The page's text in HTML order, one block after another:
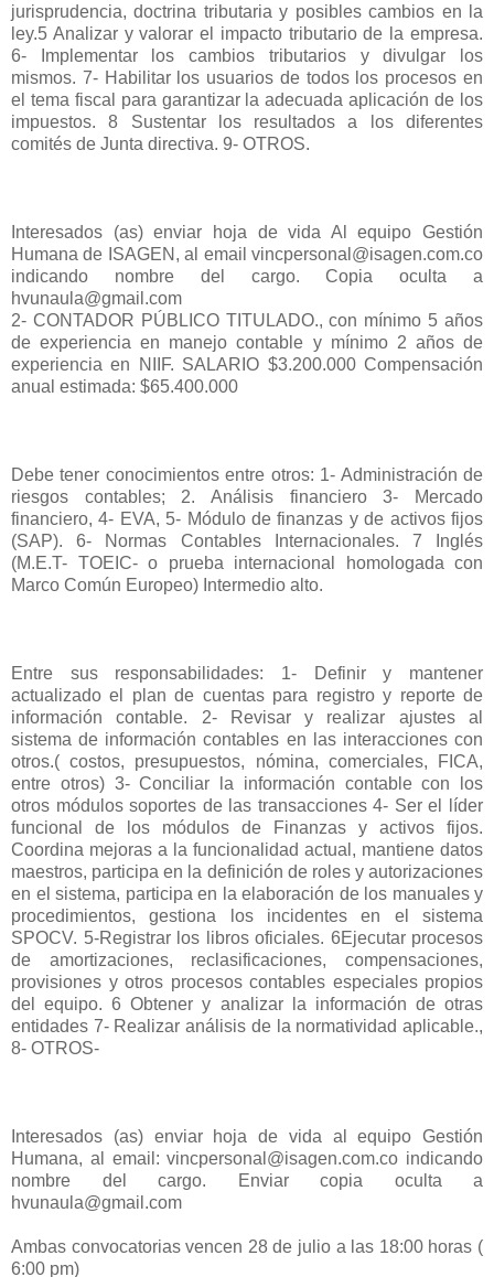
jurisprudencia, doctrina tributaria y posibles cambios en la
ley.5 Analizar y valorar el impacto tributario de la empresa.
6- Implementar los cambios tributarios y divulgar los
mismos. 7- Habilitar los usuarios de todos los procesos en
el tema fiscal para garantizar la adecuada aplicación de los
impuestos. 8 Sustentar los resultados a los diferentes
comités de Junta directiva. 9- OTROS.
Interesados (as) enviar hoja de vida Al equipo Gestión
Humana de ISAGEN, al email vincpersonal@isagen.com.co
indicando nombre del cargo. Copia oculta a
hvunaula@gmail.com
2- CONTADOR PÚBLICO TITULADO., con mínimo 5 años
de experiencia en manejo contable y mínimo 2 años de
experiencia en NIIF. SALARIO $3.200.000 Compensación
anual estimada: $65.400.000
Debe tener conocimientos entre otros: 1- Administración de
riesgos contables; 2. Análisis financiero 3- Mercado
financiero, 4- EVA, 5- Módulo de finanzas y de activos fijos
(SAP). 6- Normas Contables Internacionales. 7 Inglés
(M.E.T- TOEIC- o prueba internacional homologada con
Marco Común Europeo) Intermedio alto.
Entre sus responsabilidades: 1- Definir y mantener
actualizado el plan de cuentas para registro y reporte de
información contable. 2- Revisar y realizar ajustes al
sistema de información contables en las interacciones con
otros.( costos, presupuestos, nómina, comerciales, FICA,
entre otros) 3- Conciliar la información contable con los
otros módulos soportes de las transacciones 4- Ser el líder
funcional de los módulos de Finanzas y activos fijos.
Coordina mejoras a la funcionalidad actual, mantiene datos
maestros, participa en la definición de roles y autorizaciones
en el sistema, participa en la elaboración de los manuales y
procedimientos, gestiona los incidentes en el sistema
SPOCV. 5-Registrar los libros oficiales. 6Ejecutar procesos
de amortizaciones, reclasificaciones, compensaciones,
provisiones y otros procesos contables especiales propios
del equipo. 6 Obtener y analizar la información de otras
entidades 7- Realizar análisis de la normatividad aplicable.,
8- OTROS-
Interesados (as) enviar hoja de vida al equipo Gestión
Humana, al email: vincpersonal@isagen.com.co indicando
nombre del cargo. Enviar copia oculta a
hvunaula@gmail.com
Ambas convocatorias vencen 28 de julio a las 18:00 horas (
6:00 pm)